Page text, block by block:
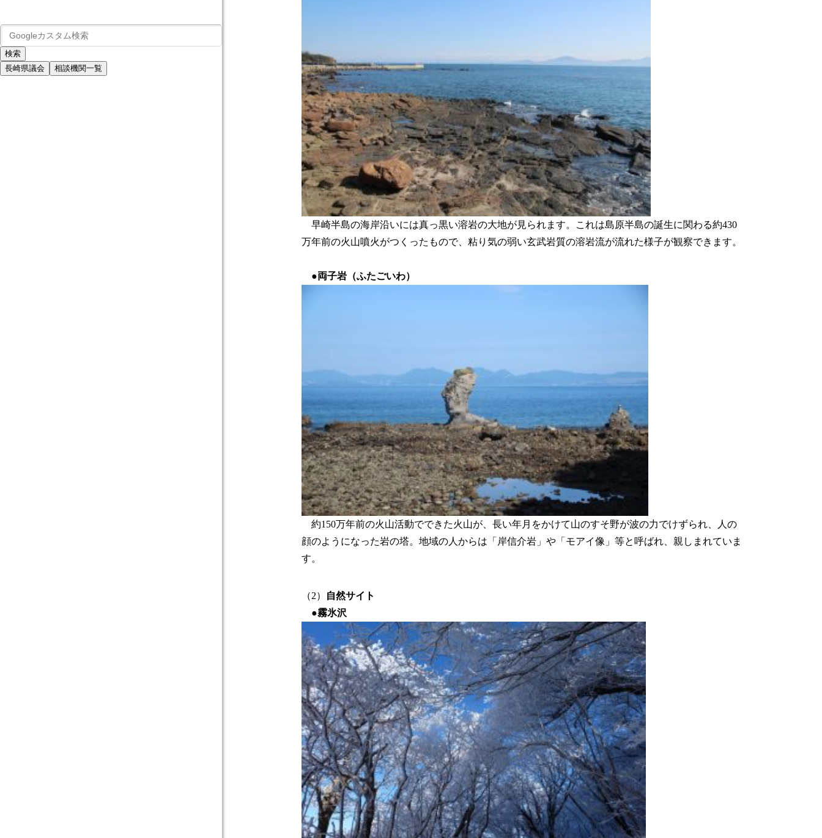
長崎県議会 相談機関一覧
早崎半島の海岸沿いには真っ黒い溶岩の大地が見られます。これは島原半島の誕生に関わる約430
万年前の火山噴火がつくったもので、粘り気の弱い玄武岩質の溶岩流が流れた様子が観察できます。
●両子岩（ふたごいわ）
約150万年前の火山活動でできた火山が、長い年月をかけて山のすそ野が波の力でけずられ、人の
顔のようになった岩の塔。地域の人からは「岸信介岩」や「モアイ像」等と呼ばれ、親しまれていま
す。
（2） 自然サイト
●霧氷沢